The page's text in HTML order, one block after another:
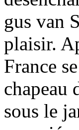
gus van
plaisir.
France
chapeau
sous le